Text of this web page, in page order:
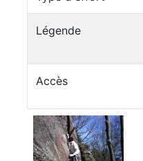
Légende
Accès